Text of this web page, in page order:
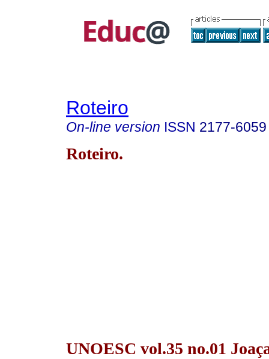
Roteiro
On-line version ISSN 2177-6059
Roteiro.
UNOESC vol.35 no.01